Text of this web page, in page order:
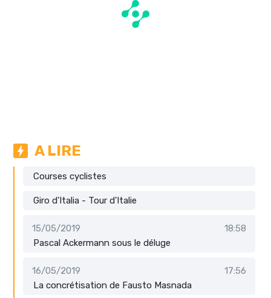
A LIRE
Courses cyclistes
Giro d'Italia - Tour d'Italie
15/05/2019
18:58
Pascal Ackermann sous le déluge
16/05/2019
17:56
La concrétisation de Fausto Masnada